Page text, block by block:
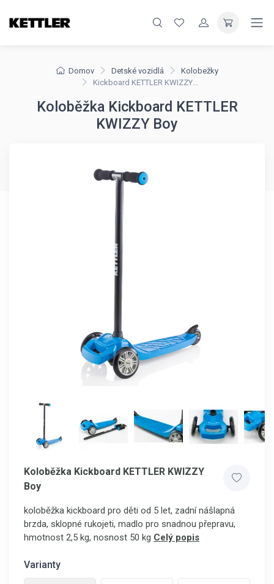
Domov Detské vozidlá
Kolobežky
Kickboard KETTLER KWIZZY Boy
Koloběžka Kickboard KETTLER
KWIZZY Boy
Koloběžka Kickboard KETTLER KWIZZY
Boy
koloběžka kickboard pro děti od 5 let, zadní nášlapná
brzda, sklopné rukojeti, madlo pro snadnou přepravu,
hmotnost 2,5 kg, nosnost 50 kg Celý popis
Varianty